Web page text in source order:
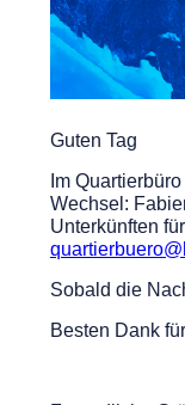
Guten Tag
Im
Wechsel:
Unterkünften
Sobald die
Besten Dank